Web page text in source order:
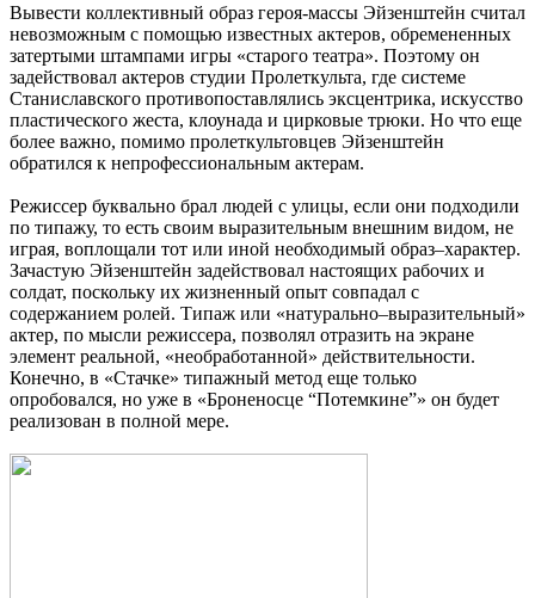
Вывести коллективный образ героя-массы Эйзенштейн считал
невозможным с помощью известных актеров, обремененных
затертыми штампами игры «старого театра». Поэтому он
задействовал актеров студии Пролеткульта, где системе
Станиславского противопоставлялись эксцентрика, искусство
пластического жеста, клоунада и цирковые трюки. Но что еще
более важно, помимо пролеткультовцев Эйзенштейн
обратился к непрофессиональным актерам.
Режиссер буквально брал людей с улицы, если они подходили
по типажу, то есть своим выразительным внешним видом, не
играя, воплощали тот или иной необходимый образ–характер.
Зачастую Эйзенштейн задействовал настоящих рабочих и
солдат, поскольку их жизненный опыт совпадал с
содержанием ролей. Типаж или «натурально–выразительный»
актер, по мысли режиссера, позволял отразить на экране
элемент реальной, «необработанной» действительности.
Конечно, в «Стачке» типажный метод еще только
опробовался, но уже в «Броненосце “Потемкине”» он будет
реализован в полной мере.